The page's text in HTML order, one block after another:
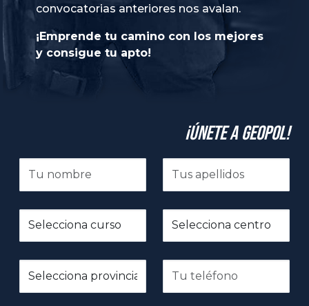
convocatorias anteriores nos avalan.
¡Emprende tu camino con los mejores
y consigue tu apto!
¡Únete a GeoPol!